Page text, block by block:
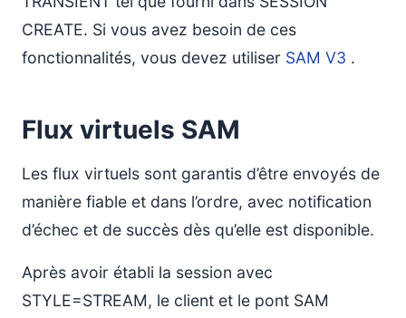
CREATE. Si vous avez besoin de ces
fonctionnalités, vous devez utiliser SAM V3 .
Flux virtuels SAM
Les flux virtuels sont garantis d’être envoyés de
manière fiable et dans l’ordre, avec notification
d’échec et de succès dès qu’elle est disponible.
Après avoir établi la session avec
STYLE=STREAM, le client et le pont SAM